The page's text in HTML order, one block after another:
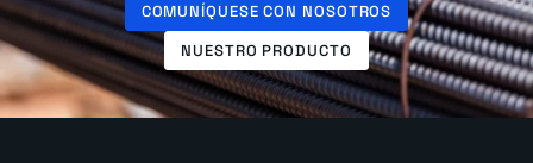
COMUNÍQUESE CON NOSOTROS
NUESTRO PRODUCTO